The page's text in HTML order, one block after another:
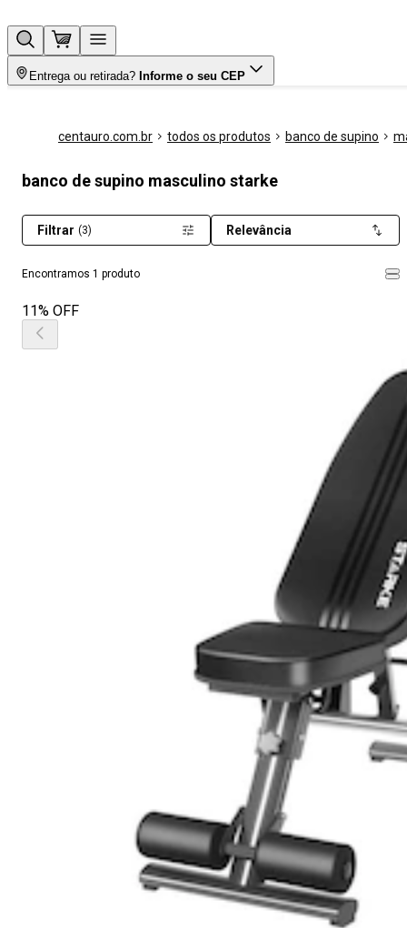
Entrega ou retirada? Informe o seu CEP
centauro.com.br todos os produtos banco de supino
banco de supino masculino starke
Encontramos 1 produto
Filtrar (3) Relevância
11% OFF